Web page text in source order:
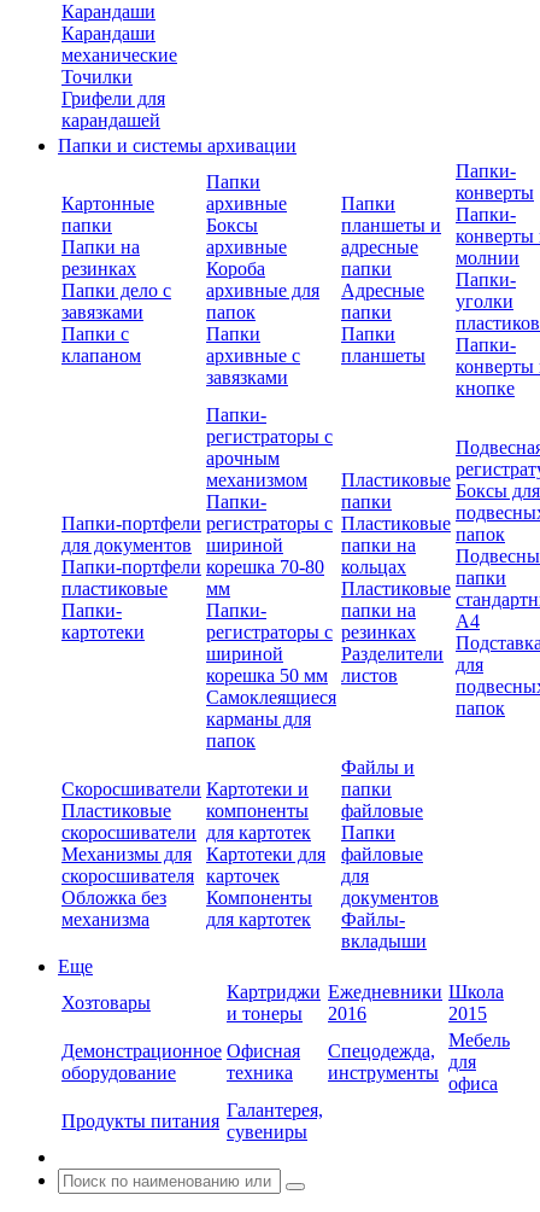
Карандаши
Карандаши
механические
Точилки
Грифели для
карандашей
Папки и системы архивации
Картонные
папки
Папки на
резинках
Папки дело с
завязками
Папки с
клапаном
Папки
архивные
Боксы
архивные
Короба
архивные для
папок
Папки
архивные с
завязками
Папки
планшеты и
адресные
папки
Адресные
папки
Папки
планшеты
Папки-
конверты
Папки-
конверты
молнии
Папки-
уголки
Папки-
конверты
кнопке
Папки-портфели
для документов
Папки-портфели
пластиковые
Папки-
картотеки
Папки-
регистраторы с
арочным
механизмом
Папки-
регистраторы с
шириной
корешка 70-80
мм
Папки-
регистраторы с
шириной
корешка 50 мм
Самоклеящиеся
карманы для
папок
Пластиковые
папки
Пластиковые
папки на
кольцах
Пластиковые
папки на
резинках
Разделители
листов
Боксы для
папок
папки
А4
для
папок
Скоросшиватели
Пластиковые
скоросшиватели
Механизмы для
скоросшивателя
Обложка без
механизма
Картотеки и
компоненты
для картотек
Картотеки для
карточек
Компоненты
для картотек
Файлы и
папки
файловые
Папки
файловые
для
документов
Файлы-
вкладыши
Еще
Хозтовары
Картриджи
и тонеры
Ежедневники
2016
Школа
2015
Демонстрационное
оборудование
Офисная
техника
Спецодежда,
инструменты
Мебель
для
офиса
Продукты питания
Галантерея,
сувениры